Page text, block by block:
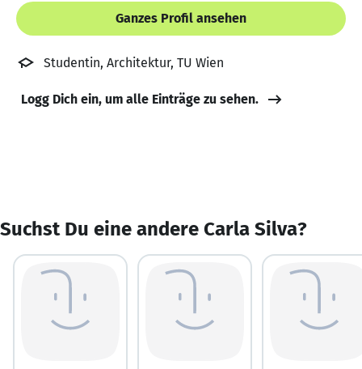
Ganzes Profil ansehen
Studentin, Architektur, TU Wien
Logg Dich ein, um alle Einträge zu sehen.
Suchst Du eine andere Carla Silva?